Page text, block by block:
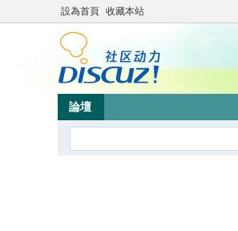
設為首頁 收藏本站
論壇